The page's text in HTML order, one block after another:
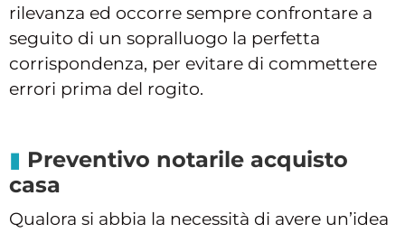
rilevanza ed occorre sempre confrontare a
seguito di un sopralluogo la perfetta
corrispondenza, per evitare di commettere
errori prima del rogito.
Preventivo notarile acquisto
casa
Qualora si abbia la necessità di avere un’idea